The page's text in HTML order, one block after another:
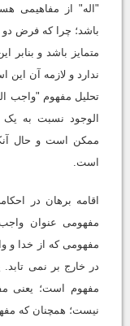
"اله" از مفاهیمی
باشد؛ چرا که فرض
متمایز باشد و بنابر
ندارد و لازمه آن
تحلیل مفهوم "واجب
الوجود نسبت به
ممکن است و حال
است.
اقامه برهان در
مفهومی عنوان واجب
مفهومی که از خدا و
در خارج بر نمی تابد.
مفهوم است؛ یعنی
نیست؛ همچنان که